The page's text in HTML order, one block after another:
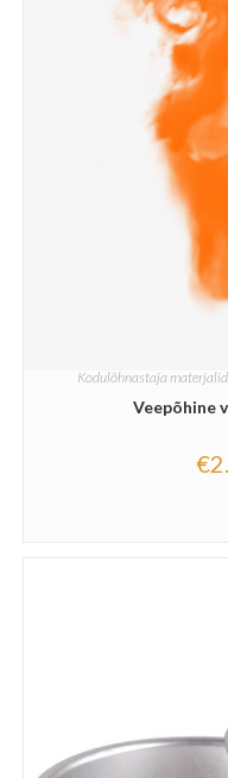
Kodulõhnastaja materjalid
Veepõhine
€